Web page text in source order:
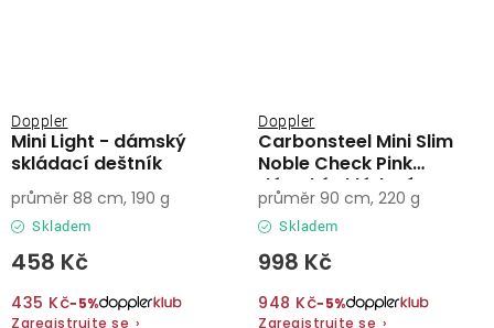
Mini Light - dámský
skládací deštník
Doppler
Skladem
458 Kč
435 Kč−5%
Zaregistrujte se ›
průměr 88 cm, 190 g
Carbonsteel Mini Slim
Noble Check Pink
dámský skládací
deštník
Doppler
Skladem
998 Kč
948 Kč−5%
Zaregistrujte se ›
průměr 90 cm, 220 g